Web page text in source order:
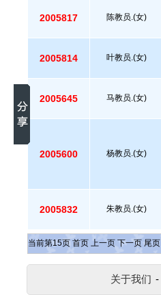
2005817 陈教员.(女)
2005814 叶教员.(女)
2005645 马教员.(女)
2005600 杨教员.(女)
2005832 朱教员.(女)
当前第15页 首页 上一页 下一页 尾页
关于我们 -